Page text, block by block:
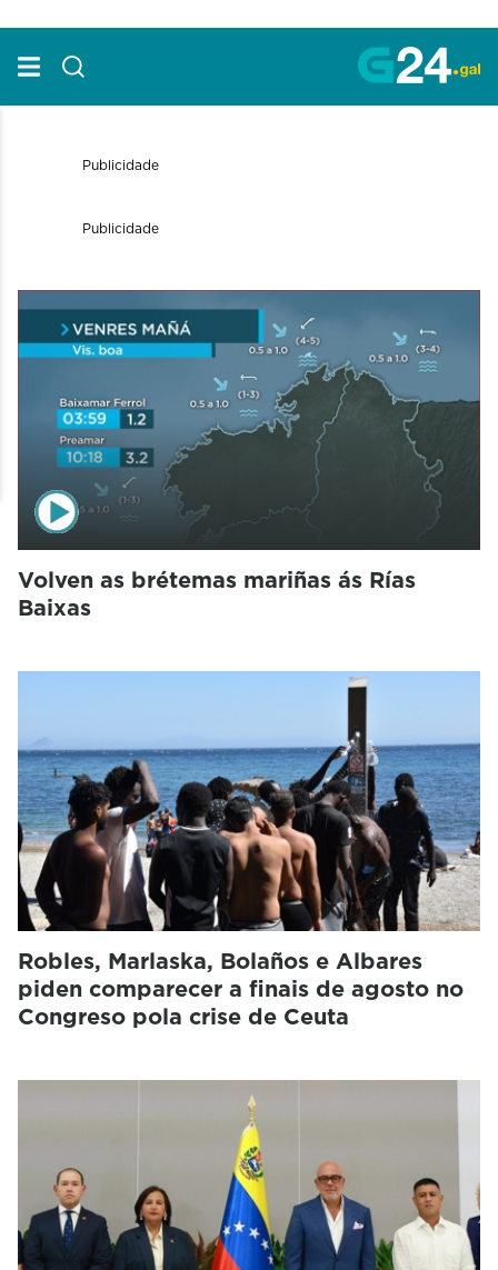
Volven as brétemas mariñas ás Rías
Baixas
Robles, Marlaska, Bolaños e Albares
piden comparecer a finais de agosto no
Congreso pola crise de Ceuta
Publicidade
Publicidade